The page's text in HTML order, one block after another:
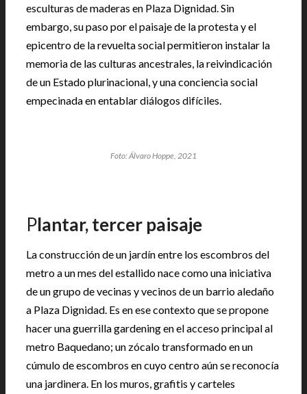
esculturas de maderas en Plaza Dignidad. Sin
embargo, su paso por el paisaje de la protesta y el
epicentro de la revuelta social permitieron instalar la
memoria de las culturas ancestrales, la reivindicación
de un Estado plurinacional, y una conciencia social
empecinada en entablar diálogos difíciles.
Foto: Álvaro Hoppe, 2021
Plantar, tercer paisaje
La construcción de un jardín entre los escombros del
metro a un mes del estallido nace como una iniciativa
de un grupo de vecinas y vecinos de un barrio aledaño
a Plaza Dignidad. Es en ese contexto que se propone
hacer una guerrilla gardening en el acceso principal al
metro Baquedano; un zócalo transformado en un
cúmulo de escombros en cuyo centro aún se reconocía
una jardinera. En los muros, grafitis y carteles